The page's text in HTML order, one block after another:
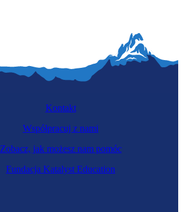
Kontakt
Współpracuj z nami
Zobacz, jak możesz nam pomóc
Fundacja Katalyst Education